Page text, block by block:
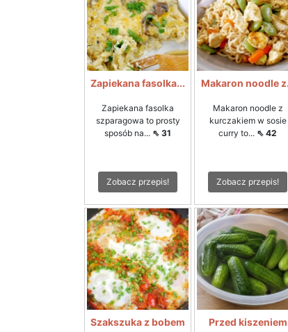
Zapiekana fasolka...
Zapiekana fasolka
szparagowa to prosty
sposób na... ⇖ 31
Zobacz przepis!
Makaron noodle
Makaron noodle z
kurczakiem w sosie
curry to... ⇖ 42
Zobacz przepis!
Szakszuka z bobem
Przed kiszeniem